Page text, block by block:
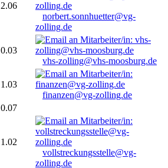
2.06
norbert.sonnhuetter@vg-
zolling.de
0.03
vhs-zolling@vhs-moosburg.de
1.03
finanzen@vg-zolling.de
0.07
1.02
vollstreckungsstelle@vg-
zolling.de